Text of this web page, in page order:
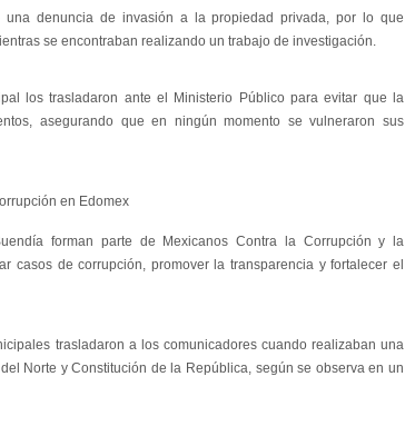
una denuncia de invasión a la propiedad privada, por lo que
se encontraban realizando un trabajo de investigación.
los trasladaron ante el Ministerio Público para evitar que la
asegurando que en ningún momento se vulneraron sus
en Edomex
forman parte de Mexicanos Contra la Corrupción y la
casos de corrupción, promover la transparencia y fortalecer el
trasladaron a los comunicadores cuando realizaban una
Norte y Constitución de la República, según se observa en un